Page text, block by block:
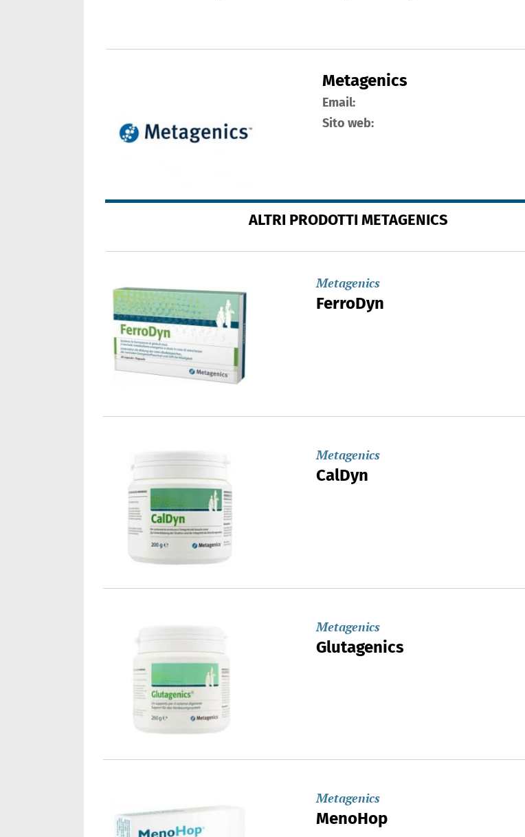
Metagenics
Email:
Sito web:
ALTRI PRODOTTI METAGENICS
Metagenics
FerroDyn
Metagenics
CalDyn
Metagenics
Glutagenics
Metagenics
MenoHop